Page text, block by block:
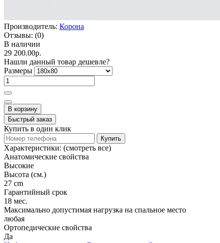
Производитель: Корона
Отзывы: (0)
В наличии
29 200.00р.
Нашли данный товар дешевле?
Размеры
В корзину
Быстрый заказ
Купить в один клик
Купить
Характеристики: (смотреть все)
Анатомические свойства
Высокие
Высота (см.)
27 cm
Гарантийный срок
18 мес.
Максимально допустимая нагрузка на спальное место
любая
Ортопедические свойства
Да